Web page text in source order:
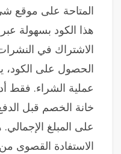
المتاحة على موقع
هذا الكود بسهولة
الاشتراك في النشرات
الحصول على الكود،
عملية الشراء.
خانة الخصم قبل
على المبلغ
الاستفادة القصوى